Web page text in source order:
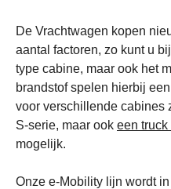
De Vrachtwagen kopen
aantal factoren, zo kunt u
type cabine, maar ook het
brandstof spelen hierbij
voor verschillende cabines
S-serie, maar ook een truck
mogelijk.
Onze e-Mobility lijn wordt